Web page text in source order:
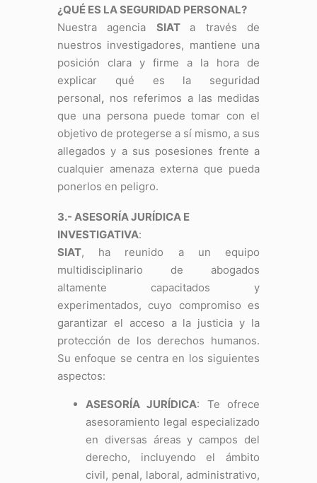
¿QUÉ ES LA SEGURIDAD PERSONAL?
Nuestra agencia SIAT a través de
nuestros investigadores, mantiene una
posición clara y firme a la hora de
explicar qué es la seguridad
personal, nos referimos a las medidas
que una persona puede tomar con el
objetivo de protegerse a sí mismo, a sus
allegados y a sus posesiones frente a
cualquier amenaza externa que pueda
ponerlos en peligro.
3.- ASESORÍA JURÍDICA E
INVESTIGATIVA:
SIAT, ha reunido a un equipo
multidisciplinario de abogados
altamente capacitados y
experimentados, cuyo compromiso es
garantizar el acceso a la justicia y la
protección de los derechos humanos.
Su enfoque se centra en los siguientes
aspectos:
ASESORÍA JURÍDICA: Te ofrece
asesoramiento legal especializado
en diversas áreas y campos del
derecho, incluyendo el ámbito
civil, penal, laboral, administrativo,